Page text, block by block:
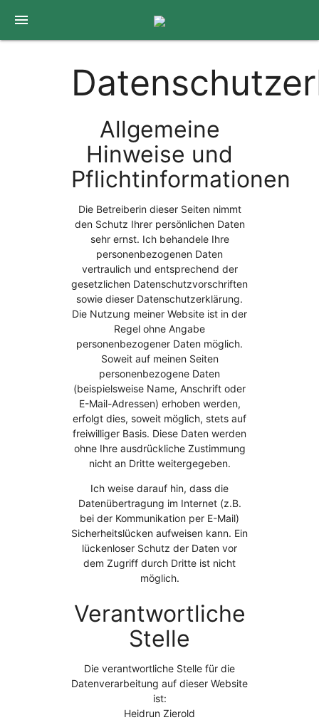
menu
Allgemeine
Hinweise und
Pflichtinformationen
Die Betreiberin dieser Seiten nimmt
den Schutz Ihrer persönlichen Daten
sehr ernst. Ich behandele Ihre
personenbezogenen Daten
vertraulich und entsprechend der
gesetzlichen Datenschutzvorschriften
sowie dieser Datenschutzerklärung.
Die Nutzung meiner Website ist in der
Regel ohne Angabe
personenbezogener Daten möglich.
Soweit auf meinen Seiten
personenbezogene Daten
(beispielsweise Name, Anschrift oder
E-Mail-Adressen) erhoben werden,
erfolgt dies, soweit möglich, stets auf
freiwilliger Basis. Diese Daten werden
ohne Ihre ausdrückliche Zustimmung
nicht an Dritte weitergegeben.
Ich weise darauf hin, dass die
Datenübertragung im Internet (z.B.
bei der Kommunikation per E-Mail)
Sicherheitslücken aufweisen kann. Ein
lückenloser Schutz der Daten vor
dem Zugriff durch Dritte ist nicht
möglich.
Verantwortliche
Stelle
Die verantwortliche Stelle für die
Datenverarbeitung auf dieser Website
ist:
Heidrun Zierold